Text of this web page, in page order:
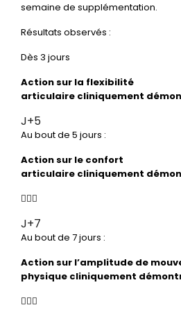
semaine de supplémentation.
Résultats observés :
Dès 3 jours
Action sur la flexibilité
articulaire cliniquement
J+5
Au bout de 5 jours :
Action sur le confort
articulaire cliniquement
J+7
Au bout de 7 jours :
Action sur l’amplitude de
physique cliniquement